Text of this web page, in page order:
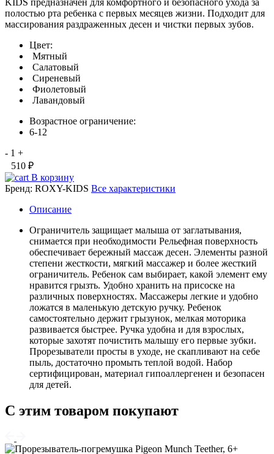
KIDS предназначен для комфортного и безопасного ухода за
полостью рта ребенка с первых месяцев жизни. Подходит для
массирования раздраженных десен и чистки первых зубов.
Цвет:
Мятный
Салатовый
Сиреневый
Фиолетовый
Лавандовый
Возрастное ограничение:
6-12
- 1 +
510 ₽
В корзину
Бренд: ROXY-KIDS Все характеристики
Описание
Ограничитель защищает малыша от заглатывания,
снимается при необходимости Рельефная поверхность
обеспечивает бережный массаж десен. Элементы разной
степени жесткости, мягкий массажер и более жесткий
ограничитель. Ребенок сам выбирает, какой элемент ему
нравится грызть. Удобно хранить на присоске на
различных поверхностях. Массажеры легкие и удобно
ложатся в маленькую детскую ручку. Ребенок
самостоятельно держит грызунок, мелкая моторика
развивается быстрее. Ручка удобна и для взрослых,
которые захотят почистить малышу его первые зубки.
Прорезыватели просты в уходе, не скапливают на себе
пыль, достаточно промыть теплой водой. Набор
сертифицирован, материал гипоаллергенен и безопасен
для детей.
С этим товаром покупают